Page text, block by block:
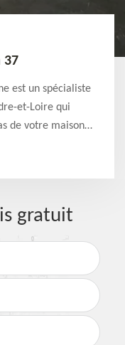
37
est un spécialiste
et-Loire qui
de votre maison
gratuit